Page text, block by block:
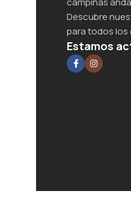
Descubre
para todos los
Estamos